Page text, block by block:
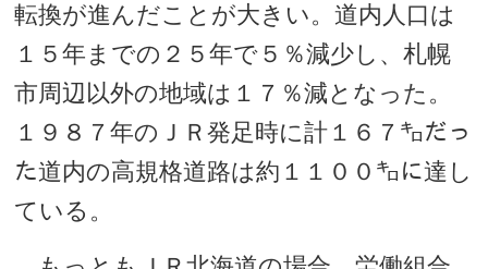
転換が進んだことが大きい。道内人口は
１５年までの２５年で５％減少し、札幌
市周辺以外の地域は１７％減となった。
１９８７年のＪＲ発足時に計１６７㌔だっ
た道内の高規格道路は約１１００㌔に達し
ている。